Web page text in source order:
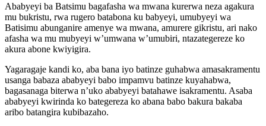
Ababyeyi ba Batsimu bagafasha wa mwana kurerwa neza agakura
mu bukristu, rwa rugero batabona ku babyeyi, umubyeyi wa
Batisimu abunganire amenye wa mwana, amurere gikristu, ari nako
afasha wa mu mubyeyi w’umwana w’umubiri, ntazategereze ko
akura abone kwiyigira.
Yagaragaje kandi ko, aba bana iyo batinze guhabwa amasakramentu
usanga babaza ababyeyi babo impamvu batinze kuyahabwa,
bagasanaga biterwa n’uko ababyeyi batahawe isakramentu. Asaba
ababyeyi kwirinda ko bategereza ko abana babo bakura bakaba
aribo batangira kubibazaho.